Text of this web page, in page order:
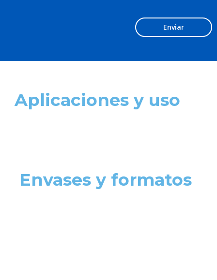
Enviar
Aplicaciones y uso
Envases y formatos